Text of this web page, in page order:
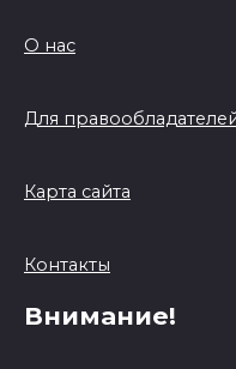
О нас
Для
Карта сайта
Контакты
Внимание!